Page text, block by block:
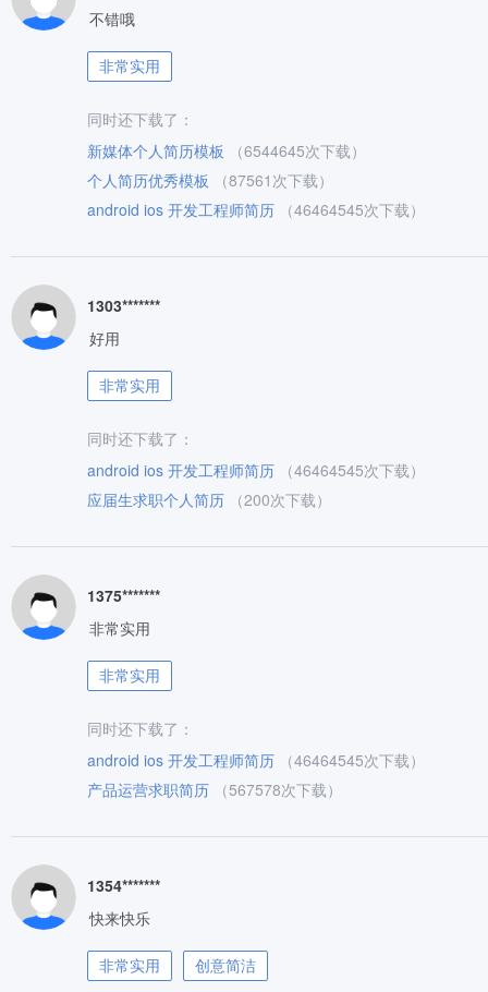
不错哦
非常实用
同时还下载了：
新媒体个人简历模板
（6544645次下载）
个人简历优秀模板
（87561次下载）
android ios 开发工程师简历
（46464545次下载）
1303*******
好用
非常实用
同时还下载了：
android ios 开发工程师简历
（46464545次下载）
应届生求职个人简历
（200次下载）
1375*******
非常实用
非常实用
同时还下载了：
android ios 开发工程师简历
（46464545次下载）
产品运营求职简历
（567578次下载）
1354*******
快来快乐
非常实用 创意简洁